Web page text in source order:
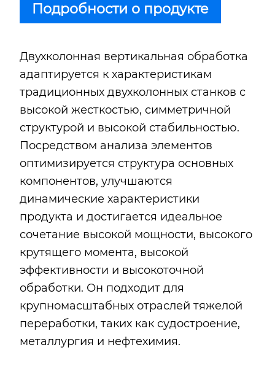
Подробности о продукте
Двухколонная вертикальная обработка
адаптируется к характеристикам
традиционных двухколонных станков с
высокой жесткостью, симметричной
структурой и высокой стабильностью.
Посредством анализа элементов
оптимизируется структура основных
компонентов, улучшаются
динамические характеристики
продукта и достигается идеальное
сочетание высокой мощности, высокого
крутящего момента, высокой
эффективности и высокоточной
обработки. Он подходит для
крупномасштабных отраслей тяжелой
переработки, таких как судостроение,
металлургия и нефтехимия.